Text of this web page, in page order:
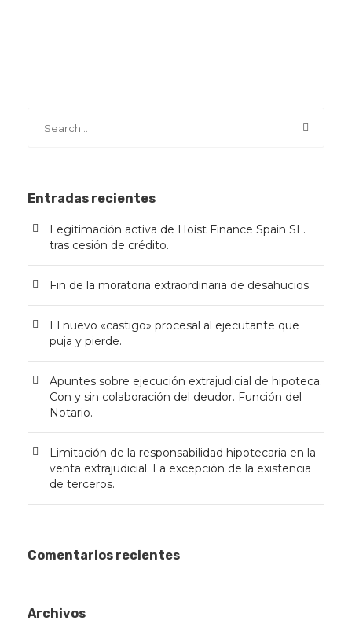
Entradas recientes
Legitimación activa de Hoist Finance Spain SL.
tras cesión de crédito.
Fin de la moratoria extraordinaria de desahucios.
El nuevo «castigo» procesal al ejecutante que
puja y pierde.
Apuntes sobre ejecución extrajudicial de hipoteca.
Con y sin colaboración del deudor. Función del
Notario.
Limitación de la responsabilidad hipotecaria en la
venta extrajudicial. La excepción de la existencia
de terceros.
Comentarios recientes
Archivos